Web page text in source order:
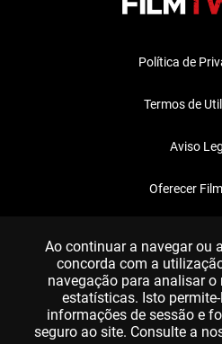
Política de
Termos de
Aviso
Oferecer
Ao continuar a navegar ou
concorda com a
navegação para analisar o
estatísticas. Isto
informações de sessão e
seguro ao site. Consulte a